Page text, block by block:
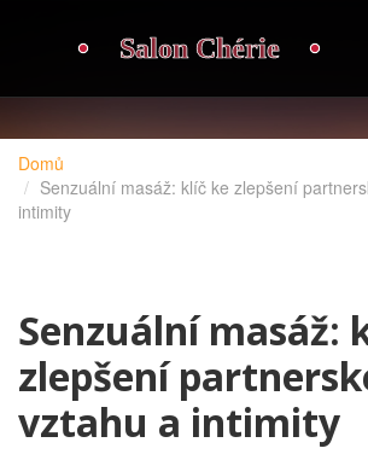
Domů
Senzuální masáž: klíč ke zlepšení
intimity
Senzuální masáž:
zlepšení
vztahu a intimity